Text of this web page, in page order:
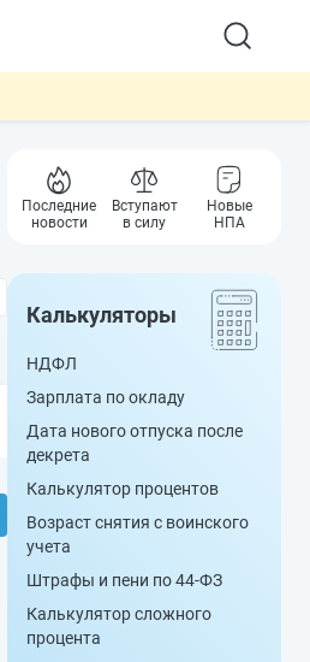
Последние
новости
Вступают
в силу
Новые
НПА
Калькуляторы
НДФЛ
Зарплата по окладу
Дата нового отпуска после
декрета
Калькулятор процентов
Возраст снятия с воинского
учета
Штрафы и пени по 44-ФЗ
Калькулятор сложного
процента